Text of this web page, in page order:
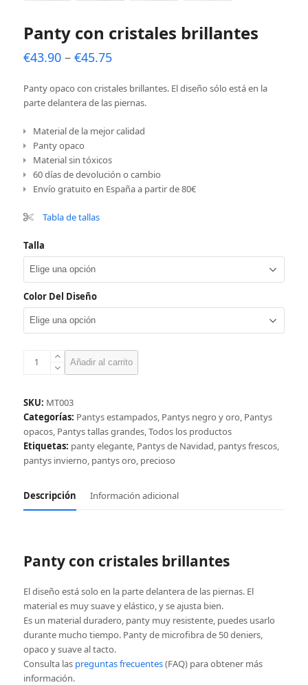
Panty con cristales brillantes
€43.90– €45.75
Panty opaco con cristales brillantes. El diseño sólo está en la
parte delantera de las piernas.
Material de la mejor calidad
Panty opaco
Material sin tóxicos
60 días de devolución o cambio
Envío gratuito en España a partir de 80€
Tabla de tallas
Talla
Color Del Diseño
Panty
brillantes
cantidad
Añadir al carrito
SKU: MT003
Categorías: Pantys estampados, Pantys negro y oro, Pantys
opacos, Pantys tallas grandes,Todos los productos
Etiquetas: panty elegante, Pantys de Navidad, pantys frescos,
pantys invierno, pantys oro, precioso
Descripción Información adicional
Panty con cristales brillantes
El diseño está solo en la parte delantera de las piernas. El
material es muy suave y elástico, y se ajusta bien.
Es un material duradero, panty muy resistente, puedes usarlo
durante mucho tiempo. Panty de microfibra de 50 deniers,
opaco y suave al tacto.
Consulta las preguntas frecuentes(FAQ) para obtener más
información.